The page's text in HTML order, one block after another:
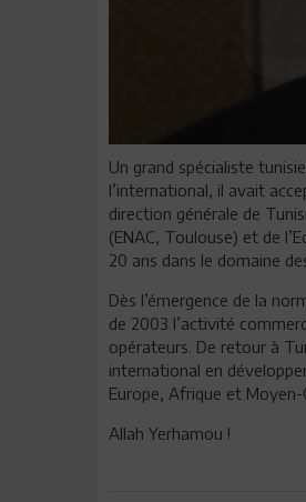
Un grand spécialiste
l’international, il avait
direction générale de
(ENAC, Toulouse) et de
20 ans dans le domaine
Dès l’émergence de la
de 2003 l’activité
opérateurs. De retour à
international en
Europe, Afrique et Moyen-
Allah Yerhamou !